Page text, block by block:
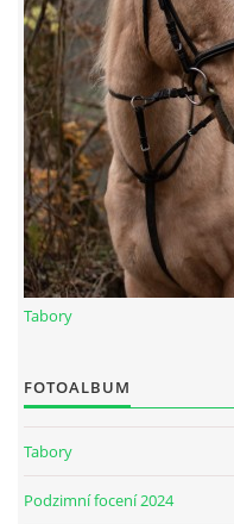
Tabory
FOTOALBUM
Tabory
Podzimní focení 2024